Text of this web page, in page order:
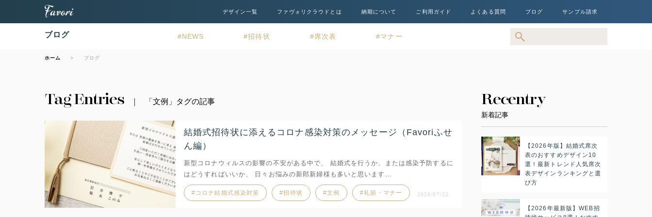
デザイン一覧 ファヴォリクラウドとは 納期について ご利用ガイド よくある質問 ブログ サンプル請求
ブログ NEWS 招待状 席次表 マナー
ホーム ブログ
Tag Entries 「文例」タグの記事
結婚式招待状に添えるコロナ感染対策のメッセージ（Favoriふせ
ん編）
新型コロナウィルスの影響の不安がある中で、 結婚式を行うか、または感染予防するに
はどうすればいいか、 日々お悩みの新郎新婦様も多いと思います…
コロナ結婚式感染対策 招待状 文例 礼節・マナー 2020/07/22
Recentry
新着記事
【2026年版】結婚式席次
表のおすすめデザイン10
選！最新トレンド人気席次
表デザインランキングと選
び方
【2026年最新版】WEB招